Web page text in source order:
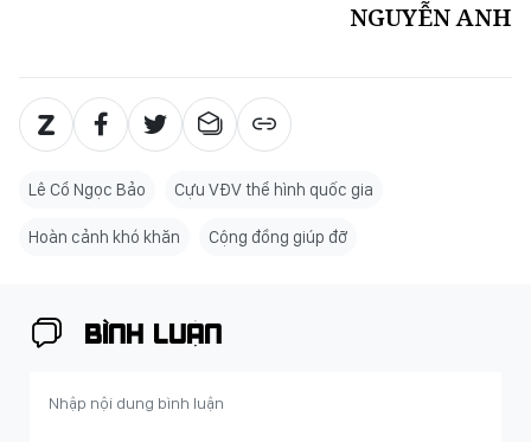
NGUYỄN ANH
Lê Cổ Ngọc Bảo Cựu VĐV thể hình quốc gia
Hoàn cảnh khó khăn Cộng đồng giúp đỡ
BÌNH LUẬN